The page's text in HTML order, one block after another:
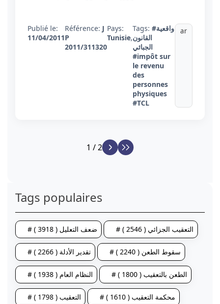
Publié le:
11/04/2011
Référence: J
P
2011/311320
Pays:
Tunisie,
Tags: #واقعية
القانون
الجبائي
#impôt sur
le revenu
des
personnes
physiques
#TCL
ar
1 / 2
Tags populaires
# ضعف التعليل ( 3918 ) # التعقيب الجزائي ( 2546 )
# تقدير الأدلة ( 2266 ) # سقوط الطعن ( 2240 )
# النظام العام ( 1938 ) # الطعن بالتعقيب ( 1800 )
# التعقيب ( 1798 ) # محكمة التعقيب ( 1610 )